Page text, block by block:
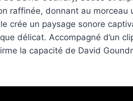
raffinée, donnant au morceau
crée un paysage sonore
délicat. Accompagné d’un
la capacité de David